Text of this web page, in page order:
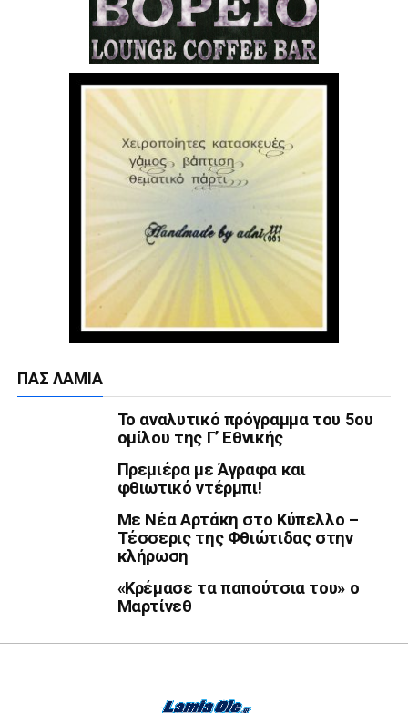
ΠΑΣ ΛΑΜΊΑ
Το αναλυτικό πρόγραμμα του 5ου
ομίλου της Γ’ Εθνικής
Πρεμιέρα με Άγραφα και
φθιωτικό ντέρμπι!
Με Νέα Αρτάκη στο Κύπελλο –
Τέσσερις της Φθιώτιδας στην
κλήρωση
«Κρέμασε τα παπούτσια του» ο
Μαρτίνεθ